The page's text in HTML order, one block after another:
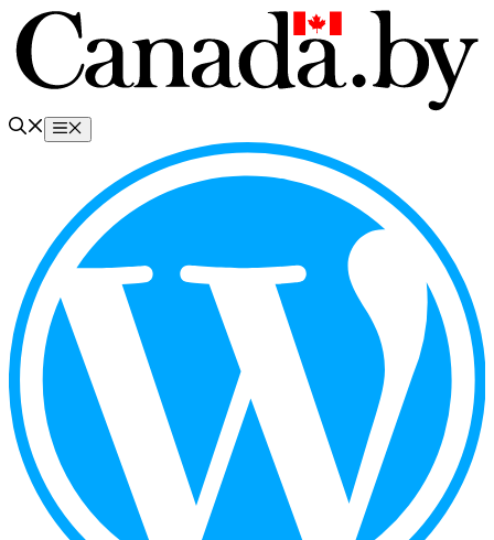
Перейти
содержимому
Меню